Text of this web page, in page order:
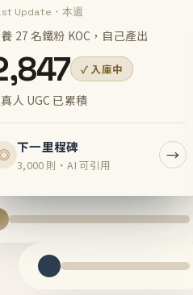
Update・本週
27 名鐵粉 KOC，自己產出
✓ 入庫中
人 UGC 已累積
下一里程碑
3,000 則・AI 可引用
→